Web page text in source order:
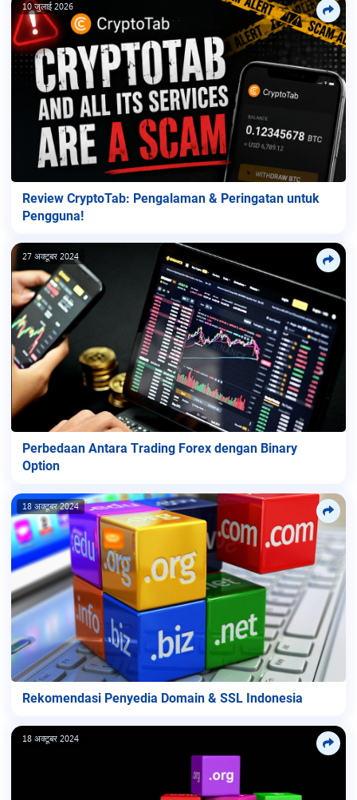
10 जुलाई 2026
Review CryptoTab: Pengalaman & Peringatan untuk
Pengguna!
27 अक्टूबर 2024
Perbedaan Antara Trading Forex dengan Binary
Option
18 अक्टूबर 2024
Rekomendasi Penyedia Domain & SSL Indonesia
18 अक्टूबर 2024